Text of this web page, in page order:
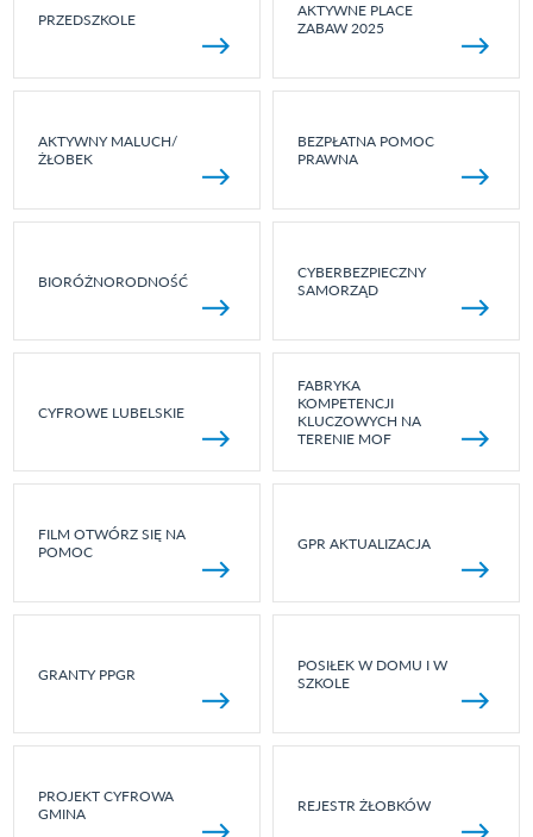
PRZEDSZKOLE
AKTYWNE PLACE
ZABAW 2025
AKTYWNY MALUCH/
ŻŁOBEK
BEZPŁATNA POMOC
PRAWNA
BIORÓŻNORODNOŚĆ
CYBERBEZPIECZNY
SAMORZĄD
CYFROWE LUBELSKIE
FABRYKA
KOMPETENCJI
KLUCZOWYCH NA
TERENIE MOF
FILM OTWÓRZ SIĘ NA
POMOC
GPR AKTUALIZACJA
GRANTY PPGR
POSIŁEK W DOMU I W
SZKOLE
PROJEKT CYFROWA
GMINA
REJESTR ŻŁOBKÓW